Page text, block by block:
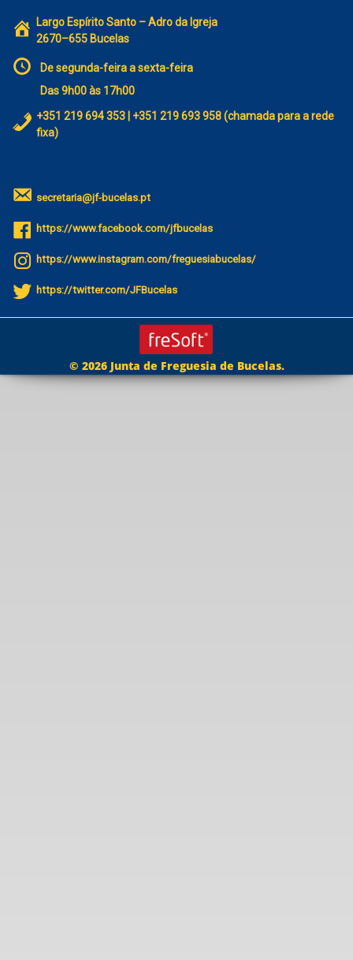
Largo Espírito Santo – Adro da Igreja
2670–655 Bucelas
De segunda-feira a sexta-feira
Das 9h00 às 17h00
+351 219 694 353 | +351 219 693 958 (chamada para a rede
fixa)
secretaria@jf-bucelas.pt
https://www.facebook.com/jfbucelas
https://www.instagram.com/freguesiabucelas/
https://twitter.com/JFBucelas
© 2026 Junta de Freguesia de Bucelas.